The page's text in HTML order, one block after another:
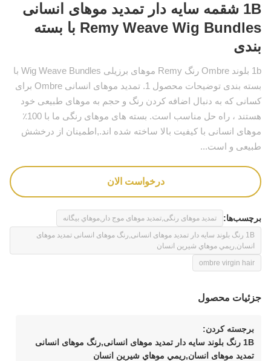
1B شقمه سایه دار تمدید موهای انسانی
Remy Weave Wig Bundles با بسته
بندی
1b بلوند Ombre رنگ Remy موهای برزیلی Wig Weave Bundles با
بسته بندی توضیحات محصول 1. تمدید موهای انسانی Ombre برای
کسانی که به دنبال اضافه کردن رنگ و حجم به موهای طبیعی خود
هستند ، راه حل مناسب است. بسته های موهای رنگی ما با 100٪
موهای انسانی با کیفیت بالا ساخته شده اند.,اطمینان از درخشش
طبیعی و است...
درخواست الان
برچسب‌ها:
تمدید موهای رنگی,تمدید موهای موج دار,موهاي بيگانه
1B رنگ بلوند سایه دار تمدید موهای انسانی,رنگ موهای انسانی تمدید موهای
انسان,ريمي موهاي شيرين انسان
ombre virgin hair
جزئیات محصول
برجسته کردن:
1B رنگ بلوند سایه دار تمدید موهای انسانی,رنگ موهای انسانی
تمدید موهای انسان,ريمي موهاي شيرين انسان